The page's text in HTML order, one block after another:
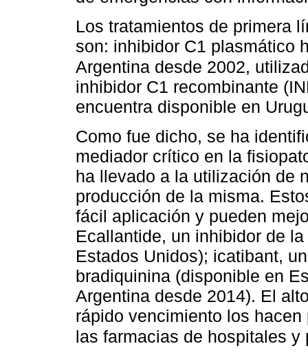
Los tratamientos de primera
son: inhibidor C1 plasmático
Argentina desde 2002,
inhibidor C1 recombinante
encuentra disponible en
Como fue dicho, se ha
mediador crítico en la
ha llevado a la utilización de
producción de la misma.
fácil aplicación y pueden
Ecallantide, un inhibidor de
Estados Unidos); icatibant,
bradiquinina (disponible en
Argentina desde 2014). El
rápido vencimiento los
las farmacias de hospitales y